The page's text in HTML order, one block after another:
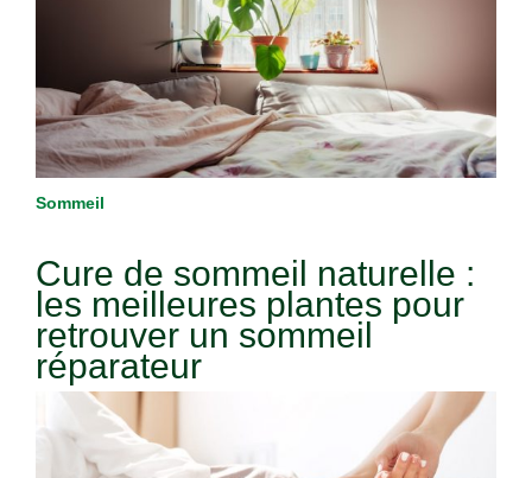
Sommeil
Cure de sommeil naturelle :
les meilleures plantes pour
retrouver un sommeil
réparateur